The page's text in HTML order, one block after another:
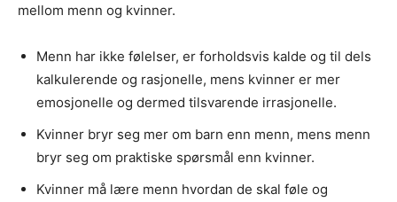
mellom menn og kvinner.
Menn har ikke følelser, er forholdsvis kalde og til dels
kalkulerende og rasjonelle, mens kvinner er mer
emosjonelle og dermed tilsvarende irrasjonelle.
Kvinner bryr seg mer om barn enn menn, mens menn
bryr seg om praktiske spørsmål enn kvinner.
Kvinner må lære menn hvordan de skal føle og